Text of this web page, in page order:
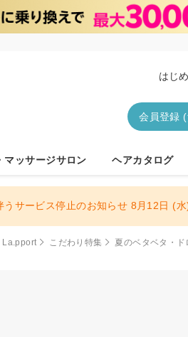
はじ
会員登録
マッサージサロン ヘアカタログ
うサービス停止のお知らせ 8月12日 (
La.pport こだわり特集 夏のベタベタ・